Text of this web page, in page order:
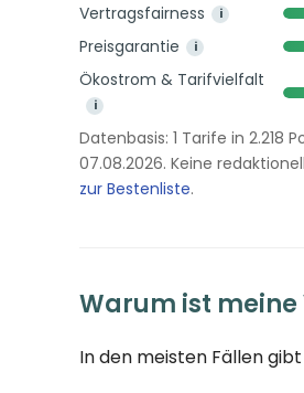
Vertragsfairness
i
Preisgarantie
i
Ökostrom & Tarifvielfalt
i
Datenbasis: 1 Tarife in 2.218
07.08.2026. Keine
zur Bestenliste.
Warum ist
In den meisten Fällen